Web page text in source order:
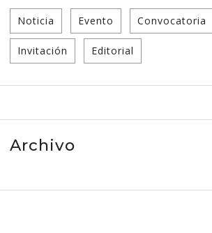
Noticia Evento Convocatoria
Invitación Editorial
Archivo